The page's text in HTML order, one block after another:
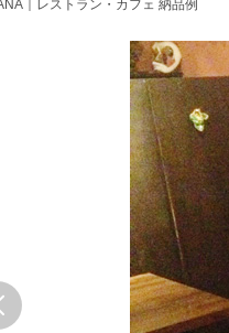
｜レストラン・カフェ 納品例